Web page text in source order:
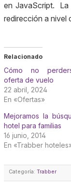
en JavaScript. La
redirección a nivel
Relacionado
Cómo no
oferta de vuelo
22 abril, 2024
En «Ofertas»
Mejoramos la
hotel para familias
16 junio, 2014
En «Trabber
Categoría: Trabber